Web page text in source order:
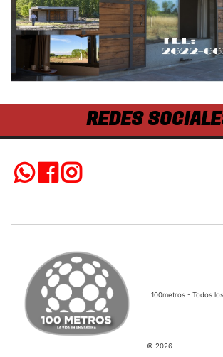
REDES
100metros - Todos
© 2026